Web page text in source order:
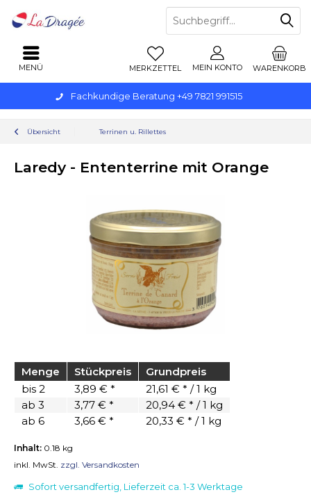
Fachkundige Beratung +49 7821 991515
WARENKORB
MERKZETTEL MEIN KONTO
MENÜ
Übersicht Terrinen u. Rillettes
Laredy - Ententerrine mit Orange
Menge Stückpreis
Grundpreis
bis 2 3,89 € *
21,61 € * / 1 kg
ab 3 3,77 € *
20,94 € * / 1 kg
ab 6 3,66 € * 20,33 € * / 1 kg
Inhalt: 0.18 kg
inkl. MwSt. zzgl. Versandkosten
Sofort versandfertig, Lieferzeit ca. 1-3 Werktage